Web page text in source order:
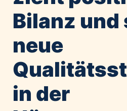
Constantia Flexibles
Costa Kreuzfahrten
Emirates
Expo 2025 Osaka
Financial Times
GE HealthCare
Bilanz
neue
in der